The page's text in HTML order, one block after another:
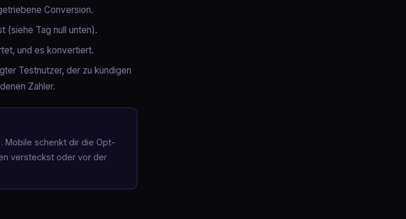
Conversion.
(siehe Tag null unten).
und es konvertiert.
Testnutzer, der zu kündigen
Zahler.
Mobile schenkt dir die Opt-
versteckst oder vor der